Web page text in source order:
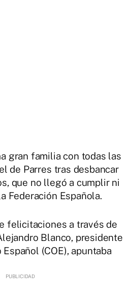
gran familia con todas las
de Parres tras desbancar
que no llegó a cumplir ni
Federación Española.
felicitaciones a través de
Blanco, presidente
(COE), apuntaba